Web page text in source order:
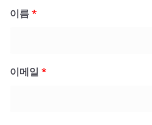
이름*
이메일 *